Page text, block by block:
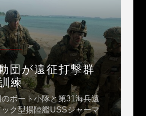
団が遠征打撃群
練
ボート小隊と第31海兵遠
ク型揚陸艦USSジャーマ